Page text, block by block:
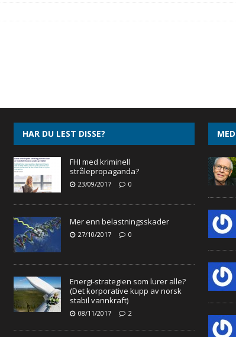
HAR DU LEST DISSE?
FHI med kriminell
strålepropaganda?
23/09/2017 0
Mer enn belastningsskader
27/10/2017 0
Energi-strategien som lurer alle?
(Det korporative kupp av norsk
stabil vannkraft)
08/11/2017 2